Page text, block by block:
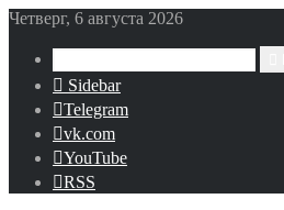
Четверг, 6 августа 2026
Sidebar
Telegram
vk.com
YouTube
RSS